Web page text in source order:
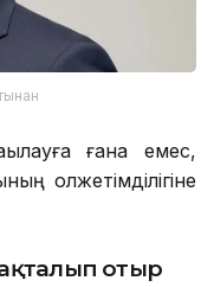
ғана емес,
қолжетімділігіне
отыр